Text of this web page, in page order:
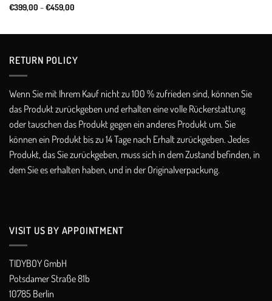
Rated4
€399,00 –€459,00Price
RETURN POLICY​
Wenn Sie mit Ihrem Kauf nicht zu 100 % zufrieden sind, können Sie
das Produkt zurückgeben und erhalten eine volle Rückerstattung
oder tauschen das Produkt gegen ein anderes Produkt um. Sie
können ein Produkt bis zu 14 Tage nach Erhalt zurückgeben. Jedes
Produkt, das Sie zurückgeben, muss sich in dem Zustand befinden, in
dem Sie es erhalten haben, und in der Originalverpackung.
VISIT US BY APPOINTMENT
TIDYBOY GmbH
Potsdamer Straße 81b
10785 Berlin